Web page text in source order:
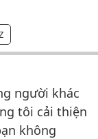
người khác
tôi cải thiện
không